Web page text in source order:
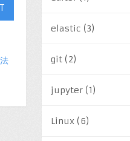
elastic (3)
git (2)
jupyter (1)
Linux (6)